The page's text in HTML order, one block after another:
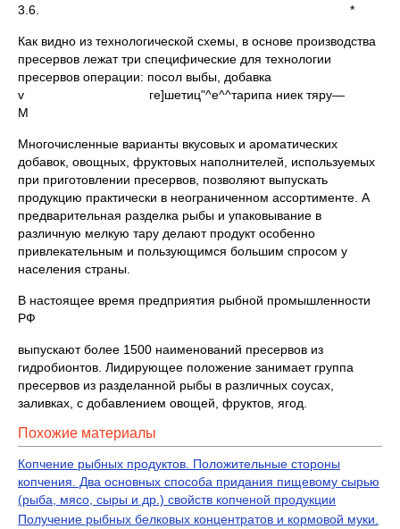
3.6. *
Как видно из технологической схемы, в основе производства
пресервов лежат три специфические для технологии
пресервов операции: посол выбы, добавка
v ге]шетиц"^е^^тарипа ниек тяру—
М
Многочисленные варианты вкусовых и ароматических
добавок, овощных, фруктовых наполнителей, используемых
при приготовлении пресервов, позволяют выпускать
продукцию практически в неограниченном ассортименте. А
предварительная разделка рыбы и упаковывание в
различную мелкую тару делают продукт особенно
привлекательным и пользующимся большим спросом у
населения страны.
В настоящее время предприятия рыбной промышленности
РФ
выпускают более 1500 наименований пресервов из
гидробионтов. Лидирующее положение занимает группа
пресервов из разделанной рыбы в различных соусах,
заливках, с добавлением овощей, фруктов, ягод.
Похожие материалы
Копчение рыбных продуктов. Положительные стороны
копчения. Два основных способа придания пищевому сырью
(рыба, мясо, сыры и др.) свойств копченой продукции
Получение рыбных белковых концентратов и кормовой муки.